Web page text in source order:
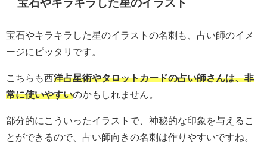
宝石やキラキラした星のイラスト
宝石やキラキラした星のイラストの名刺も、占い師のイメ
ージにピッタリです。
こちらも西洋占星術やタロットカードの占い師さんは、非
常に使いやすいのかもしれません。
部分的にこういったイラストで、神秘的な印象を与えるこ
とができるので、占い師向きの名刺は作りやすいですね。